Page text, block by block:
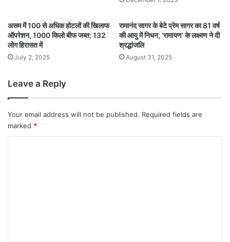
असम में 100 से अधिक होटलों की खिलाफ
ऑपरेशन, 1000 किलो बीफ जब्त; 132
लोग हिरासत में
July 2, 2025
रामानंद सागर के बेटे प्रेम सागर का 81 वर्ष
की आयु में निधन, ‘रामायण’ के लक्ष्मण ने दी
श्रद्धांजलि
August 31, 2025
Leave a Reply
Your email address will not be published. Required fields are
marked *